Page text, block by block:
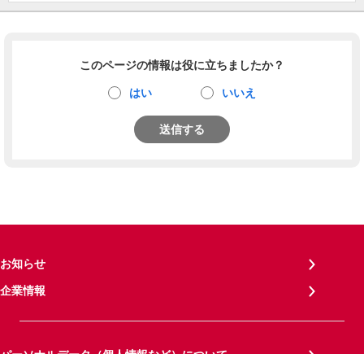
このページの情報は役に立ちましたか？
はい いいえ
送信する
お知らせ
企業情報